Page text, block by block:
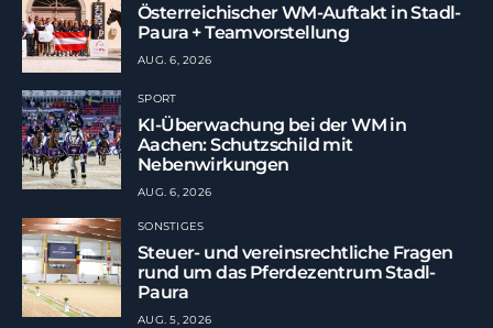
Österreichischer WM-Auftakt in Stadl-
Paura + Teamvorstellung
AUG. 6, 2026
SPORT
KI-Überwachung bei der WM in
Aachen: Schutzschild mit
Nebenwirkungen
AUG. 6, 2026
SONSTIGES
Steuer- und vereinsrechtliche Fragen
rund um das Pferdezentrum Stadl-
Paura
AUG. 5, 2026